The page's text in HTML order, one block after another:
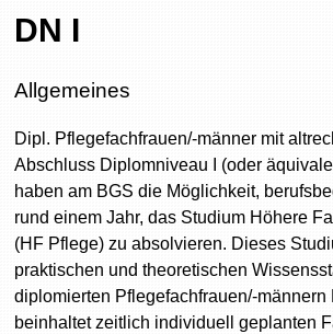
DN I
Allgemeines
Dipl. Pflegefachfrauen/-männer mit
Abschluss Diplomniveau I (oder
haben am BGS die Möglichkeit,
rund einem Jahr, das Studium Höhere
(HF Pflege) zu absolvieren. Dieses
praktischen und theoretischen
diplomierten Pflegefachfrauen/-männern
beinhaltet zeitlich individuell geplanten